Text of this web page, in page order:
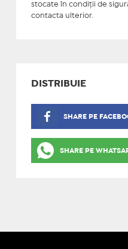
stocate în condiţii de
contacta ulterior.
DISTRIBUIE
SHARE PE
SHARE PE